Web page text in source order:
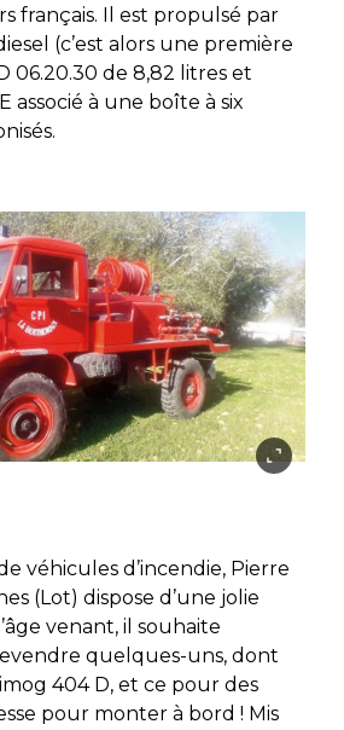
français. Il est propulsé par
(c’est alors une première
06.20.30 de 8,82 litres et
associé à une boîte à six
véhicules d’incendie, Pierre
(Lot) dispose d’une jolie
venant, il souhaite
quelques-uns, dont
404 D, et ce pour des
pour monter à bord ! Mis